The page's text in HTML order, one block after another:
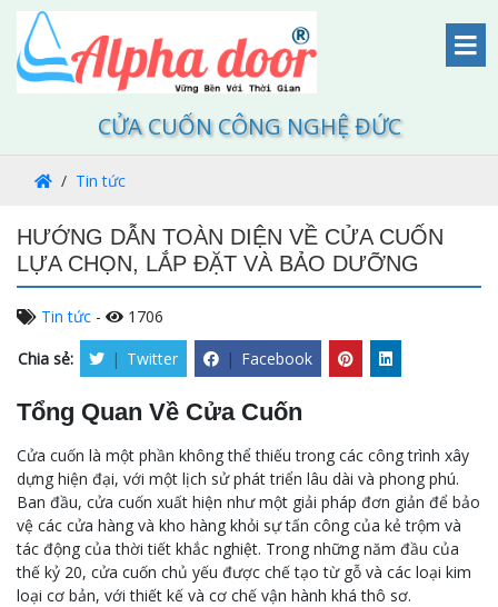
CỬA CUỐN CÔNG NGHỆ ĐỨC
Tin tức
HƯỚNG DẪN TOÀN DIỆN VỀ CỬA CUỐN
LỰA CHỌN, LẮP ĐẶT VÀ BẢO DƯỠNG
Tin tức -
1706
Chia sẻ:
| Twitter | Facebook
Tổng Quan Về Cửa Cuốn
Cửa cuốn là một phần không thể thiếu trong các công trình xây
dựng hiện đại, với một lịch sử phát triển lâu dài và phong phú.
Ban đầu, cửa cuốn xuất hiện như một giải pháp đơn giản để bảo
vệ các cửa hàng và kho hàng khỏi sự tấn công của kẻ trộm và
tác động của thời tiết khắc nghiệt. Trong những năm đầu của
thế kỷ 20, cửa cuốn chủ yếu được chế tạo từ gỗ và các loại kim
loại cơ bản, với thiết kế và cơ chế vận hành khá thô sơ.